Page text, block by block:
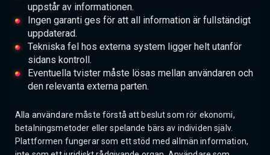
uppstår av informationen.
Ingen garanti ges för att all information är fullständigt
uppdaterad.
Tekniska fel hos externa system ligger helt utanför
sidans kontroll.
Eventuella tvister måste lösas mellan användaren och
den relevanta externa parten.
Alla användare måste förstå att beslut som rör ekonomi,
betalningsmetoder eller spelande bärs av individen själv.
Plattformen fungerar som ett stöd med allmän information,